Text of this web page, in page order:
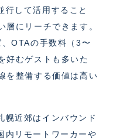
行して活用すること
層にリーチできます。
OTAの手数料（3〜
好むゲストも多いた
を整備する価値は高い
幌近郊はインバウンド
内リモートワーカーや